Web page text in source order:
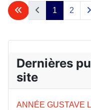
1 2
Dernières
site
ANNÉE GUSTAVE